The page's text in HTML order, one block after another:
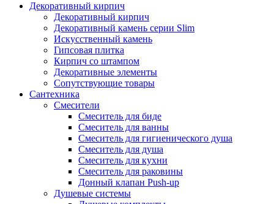
Декоративный кирпич
Декоративный кирпич
Декоративный камень серии Slim
Искусственный камень
Гипсовая плитка
Кирпич со штампом
Декоративные элементы
Сопутствующие товары
Сантехника
Смесители
Смеситель для биде
Смеситель для ванны
Смеситель для гигиенического душа
Смеситель для душа
Смеситель для кухни
Смеситель для раковины
Донный клапан Push-up
Душевые системы